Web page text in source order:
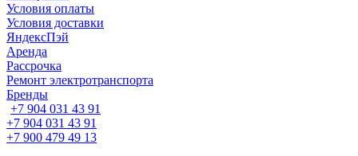
Условия оплаты
Условия доставки
ЯндексПэй
Аренда
Рассрочка
Ремонт электротранспорта
Бренды
+7 904 031 43 91
+7 904 031 43 91
+7 900 479 49 13